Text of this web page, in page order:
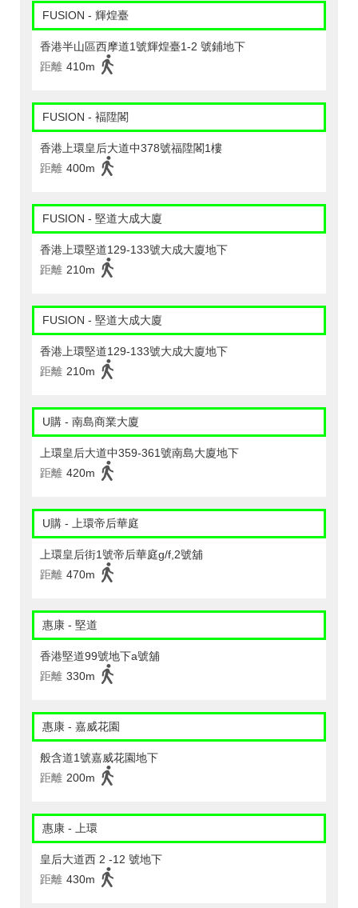
FUSION - 輝煌臺
香港半山區西摩道1號輝煌臺1-2 號鋪地下
距離 410m
FUSION - 褔陞閣
香港上環皇后大道中378號福陞閣1樓
距離 400m
FUSION - 堅道大成大廈
香港上環堅道129-133號大成大廈地下
距離 210m
FUSION - 堅道大成大廈
香港上環堅道129-133號大成大廈地下
距離 210m
U購 - 南島商業大廈
上環皇后大道中359-361號南島大廈地下
距離 420m
U購 - 上環帝后華庭
上環皇后街1號帝后華庭g/f,2號舖
距離 470m
惠康 - 堅道
香港堅道99號地下a號舖
距離 330m
惠康 - 嘉威花園
般含道1號嘉威花園地下
距離 200m
惠康 - 上環
皇后大道西 2 -12 號地下
距離 430m